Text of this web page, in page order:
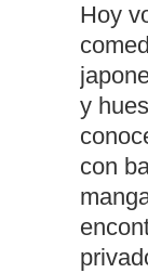
Hoy
y
con